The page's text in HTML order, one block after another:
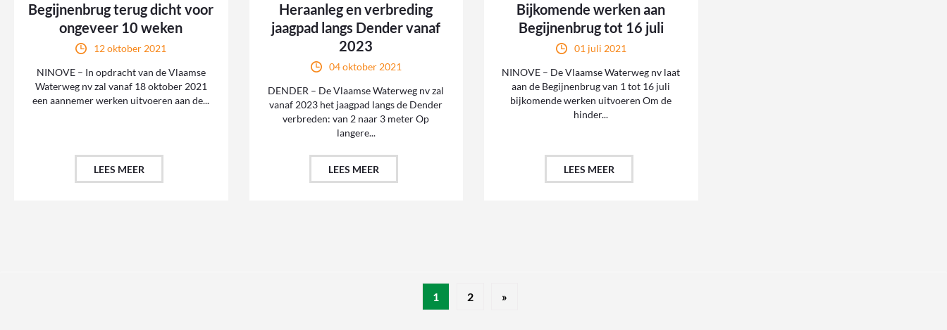
Begijnenbrug terug dicht voor
ongeveer 10 weken
12 oktober 2021
NINOVE – In opdracht van de Vlaamse
Waterweg nv zal vanaf 18 oktober 2021
een aannemer werken uitvoeren aan de...
LEES MEER
Heraanleg en verbreding
jaagpad langs Dender vanaf
2023
04 oktober 2021
DENDER – De Vlaamse Waterweg nv zal
vanaf 2023 het jaagpad langs de Dender
verbreden: van 2 naar 3 meter Op
langere...
LEES MEER
Bijkomende werken aan
Begijnenbrug tot 16 juli
01 juli 2021
NINOVE – De Vlaamse Waterweg nv laat
aan de Begijnenbrug van 1 tot 16 juli
bijkomende werken uitvoeren Om de
hinder...
LEES MEER
1 2 »